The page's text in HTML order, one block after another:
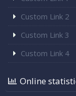
Custom Link 2
Custom Link 3
Custom Link 4
Online